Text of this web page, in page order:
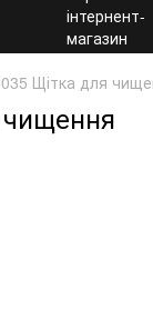
Щітка для